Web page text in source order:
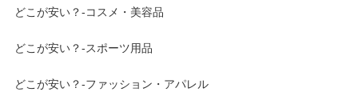
どこが安い？-コスメ・美容品
どこが安い？-スポーツ用品
どこが安い？-ファッション・アパレル